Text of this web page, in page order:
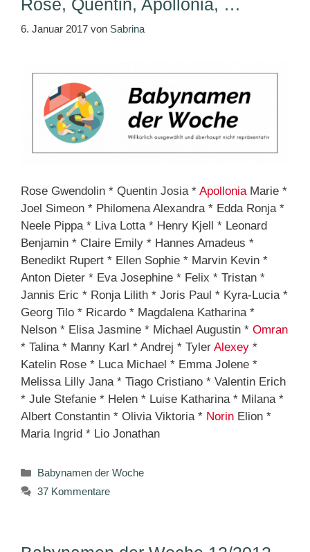
Rose, Quentin, Apollonia, …
6. Januar 2017 von Sabrina
Rose Gwendolin * Quentin Josia * Apollonia Marie *
Joel Simeon * Philomena Alexandra * Edda Ronja *
Neele Pippa * Liva Lotta * Henry Kjell * Leonard
Benjamin * Claire Emily * Hannes Amadeus *
Benedikt Rupert * Ellen Sophie * Marvin Kevin *
Anton Dieter * Eva Josephine * Felix * Tristan *
Jannis Eric * Ronja Lilith * Joris Paul * Kyra-Lucia *
Georg Tilo * Ricardo * Magdalena Katharina *
Nelson * Elisa Jasmine * Michael Augustin * Omran
* Talina * Manny Karl * Andrej * Tyler Alexey *
Katelin Rose * Luca Michael * Emma Jolene *
Melissa Lilly Jana * Tiago Cristiano * Valentin Erich
* Jule Stefanie * Helen * Luise Katharina * Milana *
Albert Constantin * Olivia Viktoria * Norin Elion *
Maria Ingrid * Lio Jonathan
Kategorien
Babynamen der Woche
37 Kommentare